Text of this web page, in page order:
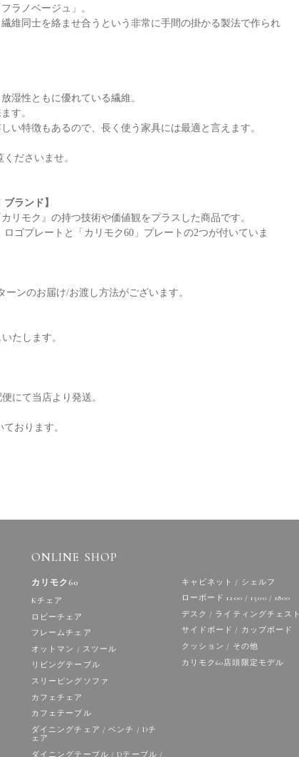
ラノベージュ」。
維同士を絡ませ合うという非常に手間の掛かる製法で作られ
湿性ともに優れている繊維。
す。
い特徴もあるので、長く使う家具には最適と言えます。
ださいませ。
ランド】
リモク』の持つ技術や価値観をプラスした商品です。
ゴプレートと「カリモク60」プレートの2つが付いていま
ンのお届け/お渡し方法がございます。
たします。
にて当店より発送。
おります。
ONLINE SHOP
カリモク60
Kチェア
ロビーチェア
フレームチェア
オットマン / スツール
リビングテーブル
スリーピングソファ
カフェチェア
カフェテーブル
ダイニングチェア / ベンチ / Dチ
ェア
ダイニングテーブル / Dテーブル /
キャビネット / シェルフ
ローボード 1200 / 1500 / 1800
デスク / ライティングチェスト
サイドボード / カップボード
クッション / その他
カリモク60店頭限定モデル